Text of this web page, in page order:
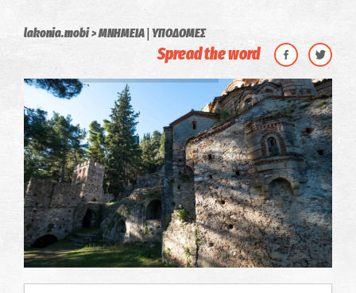
lakonia.mobi ΜΝΗΜΕΙΑ| ΥΠΟΔΟΜΕΣ
Spread the word